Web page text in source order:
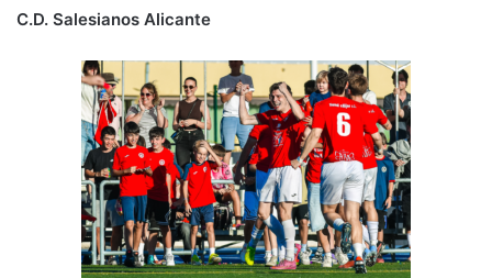
C.D. Salesianos Alicante